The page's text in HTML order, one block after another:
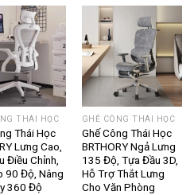
THÁI HỌC
Thái Học
Lưng Cao,
Điều Chỉnh,
90 Độ, Nâng
360 Độ
GHẾ CÔNG THÁI HỌC
Ghế Công Thái Học
BRTHORY Ngả Lưng
135 Độ, Tựa Đầu 3D,
Hỗ Trợ Thắt Lưng
Cho Văn Phòng